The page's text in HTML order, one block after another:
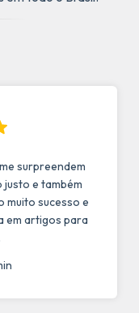
surpreendem
justo e também
muito sucesso e
em artigos para